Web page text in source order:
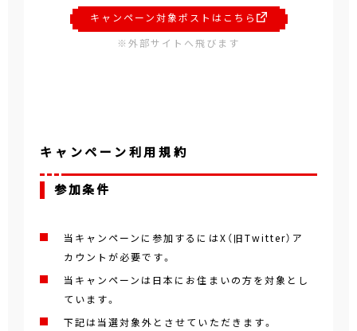
キャンペーン対象ポストはこちら
※外部サイトへ飛びます
キャンペーン利用規約
参加条件
当キャンペーンに参加するにはX（旧Twitter）ア
カウントが必要です。
当キャンペーンは日本にお住まいの方を対象とし
ています。
下記は当選対象外とさせていただきます。